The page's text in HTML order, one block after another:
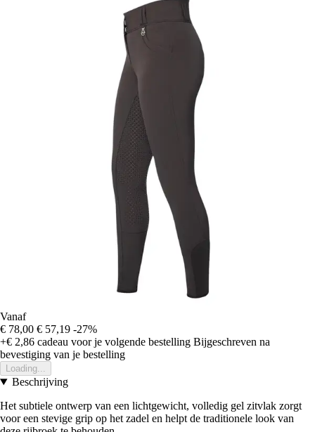
Vanaf
€ 78,00 € 57,19 -27%
+€ 2,86 cadeau voor je volgende bestelling Bijgeschreven na
bevestiging van je bestelling
Loading...
Beschrijving
Het subtiele ontwerp van een lichtgewicht, volledig gel zitvlak zorgt
voor een stevige grip op het zadel en helpt de traditionele look van